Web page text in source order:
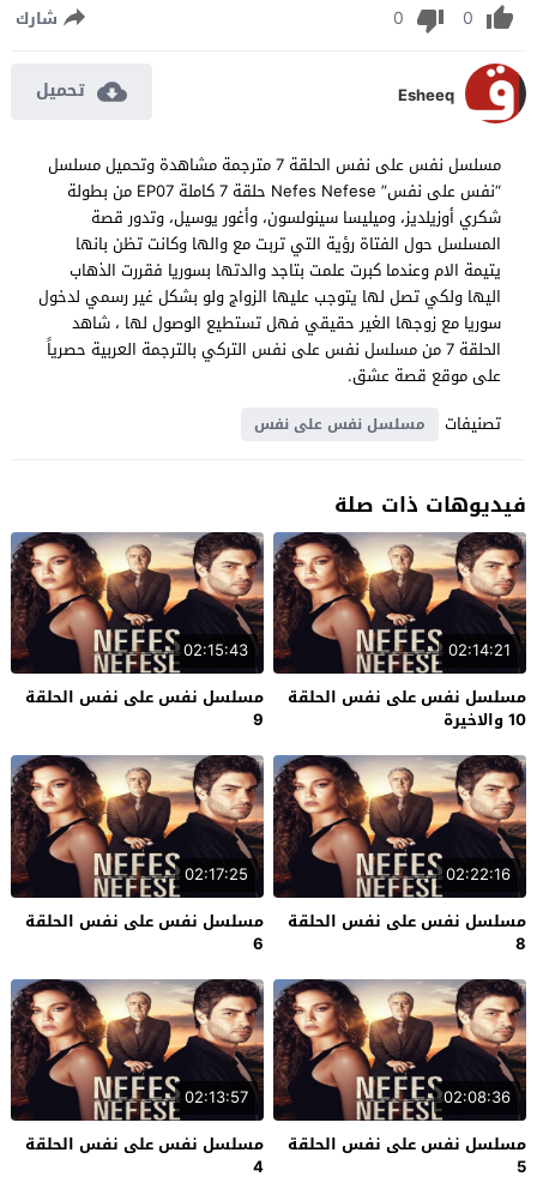
0
0 شارك
Esheeq تحميل
مسلسل نفس على نفس الحلقة 7 مترجمة مشاهدة وتحميل مسلسل
“نفس على نفس” Nefes Nefese حلقة 7 كاملة EP07 من بطولة
شكري أوزيلديز، وميليسا سينولسون، وأغور يوسيل، وتدور قصة
المسلسل حول الفتاة رؤية التي تربت مع والها وكانت تظن بانها
يتيمة الام وعندما كبرت علمت بتاجد والدتها بسوريا فقررت الذهاب
اليها ولكي تصل لها يتوجب عليها الزواج ولو بشكل غير رسمي لدخول
سوريا مع زوجها الغير حقيقي فهل تستطيع الوصول لها ، شاهد
الحلقة 7 من مسلسل نفس على نفس التركي بالترجمة العربية حصرياً
على موقع قصة عشق.
تصنيفات
مسلسل نفس على نفس
فيديوهات ذات صلة
02:14:21
مسلسل نفس على نفس الحلقة
10 والاخيرة
02:15:43
مسلسل نفس على نفس الحلقة
9
02:22:16
مسلسل نفس على نفس الحلقة
8
02:17:25
مسلسل نفس على نفس الحلقة
6
02:08:36
مسلسل نفس على نفس الحلقة
5
02:13:57
مسلسل نفس على نفس الحلقة
4